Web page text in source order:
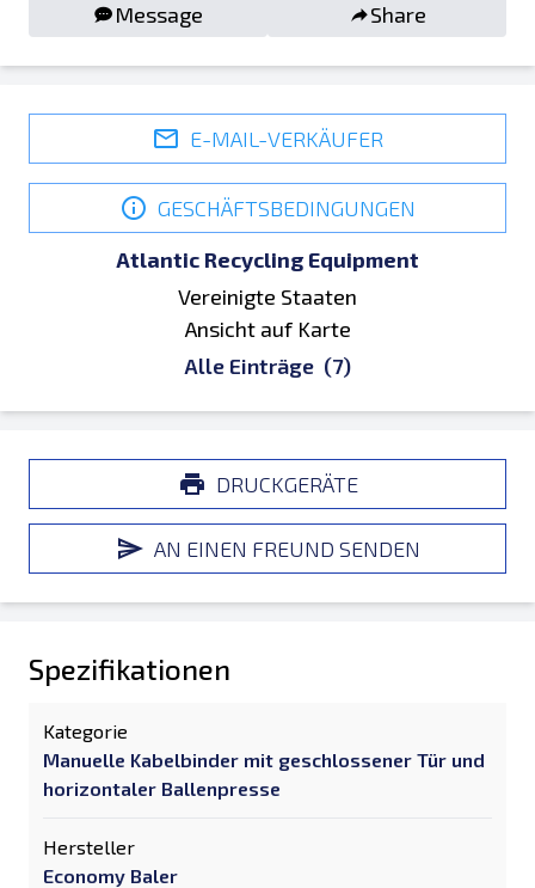
Message Share
E-MAIL-VERKÄUFER
GESCHÄFTSBEDINGUNGEN
Atlantic Recycling Equipment
Vereinigte Staaten
Ansicht auf Karte
Alle Einträge (7)
DRUCKGERÄTE
AN EINEN FREUND SENDEN
Spezifikationen
Kategorie
Manuelle Kabelbinder mit geschlossener Tür und
horizontaler Ballenpresse
Hersteller
Economy Baler